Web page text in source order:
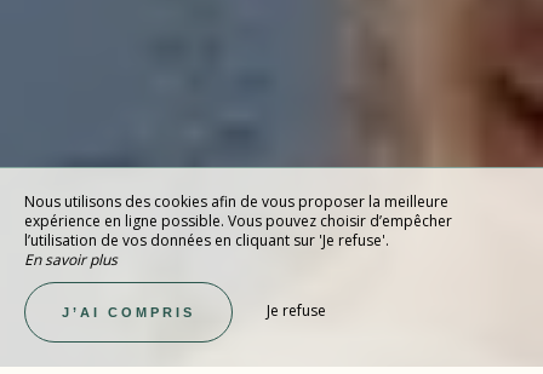
Nous utilisons des cookies afin de vous proposer la meilleure
expérience en ligne possible. Vous pouvez choisir d’empêcher
l’utilisation de vos données en cliquant sur 'Je refuse'.
En savoir plus
J’AI COMPRIS Je refuse